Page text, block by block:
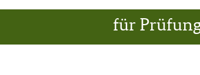
Startseite
für